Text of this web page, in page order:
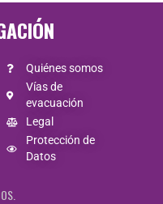
Quiénes somos
Vías de
evacuación
Legal
Protección de
Datos